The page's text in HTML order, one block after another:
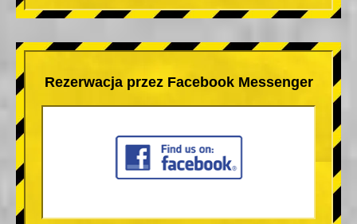
Rezerwacja przez Facebook Messenger